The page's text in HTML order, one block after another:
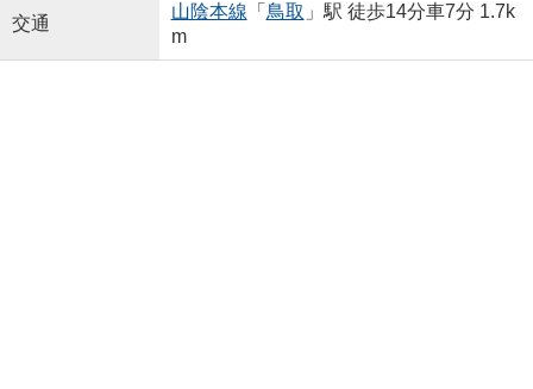
交通
山陰本線 「 鳥取 」駅 徒歩14分車7分 1.7k
m